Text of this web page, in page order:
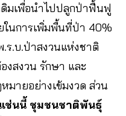
มเพื่อนำไปปลูกป่าฟื้นฟู
ในการเพิ่มพื้นที่ป่า 40%
.บ.ป่าสงวนแห่งชาติ
งสงวน รักษา และ
มายอย่างเข้มงวด ส่วน
ช่นนี้ ชุมชนชาติพันธุ์